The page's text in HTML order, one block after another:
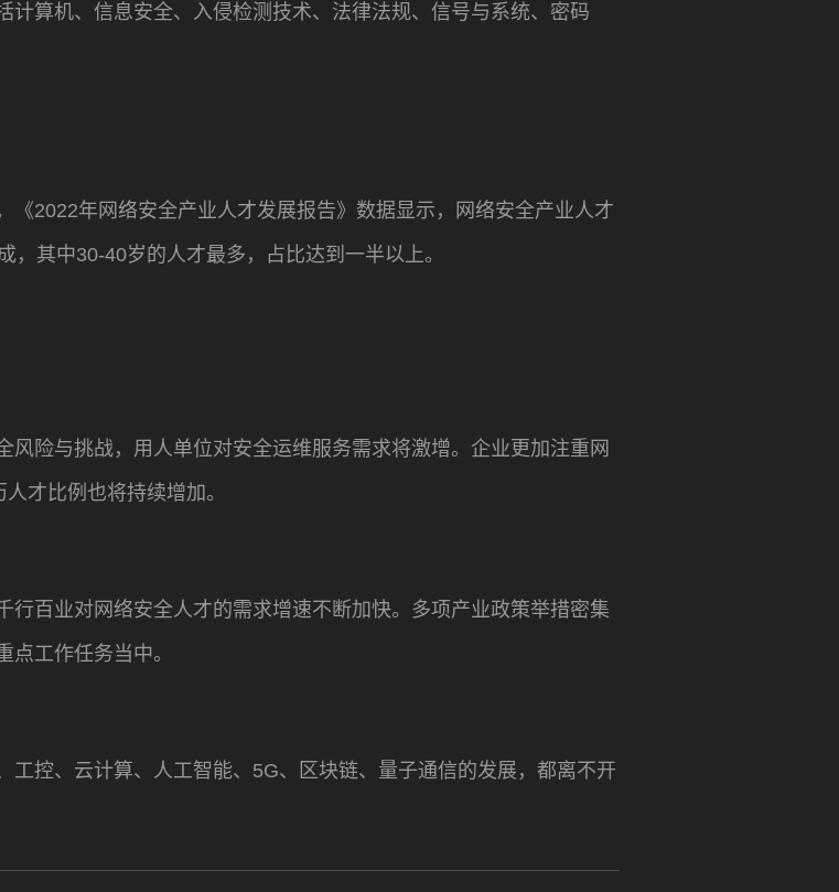
计算机、信息安全、入侵检测技术、法律法规、信号与系统、密码
《2022年网络安全产业人才发展报告》数据显示，网络安全产业人才
其中30-40岁的人才最多，占比达到一半以上。
险与挑战，用人单位对安全运维服务需求将激增。企业更加注重网
才比例也将持续增加。
行百业对网络安全人才的需求增速不断加快。多项产业政策举措密集
工作任务当中。
工控、云计算、人工智能、5G、区块链、量子通信的发展，都离不开